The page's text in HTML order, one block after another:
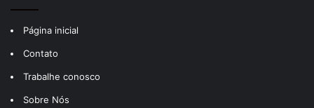
Página inicial
Contato
Trabalhe conosco
Sobre Nós